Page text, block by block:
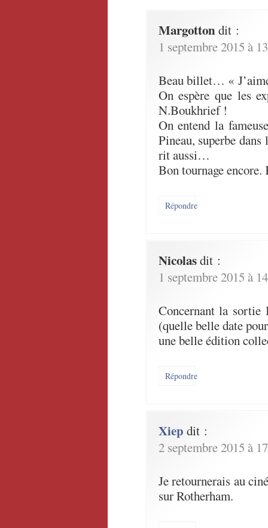
Margottondit :
1 septembre 2015 à
Beau billet… «
On espère que les
N.Boukhrief !
On entend la
Pineau, superbe
rit aussi…
Bon tournage encore.
Répondre
Nicolasdit :
1 septembre 2015 à
Concernant la
(quelle belle date
une belle édition
Répondre
Xiep dit :
2 septembre 2015 à
Je retournerais au
sur Rotherham.